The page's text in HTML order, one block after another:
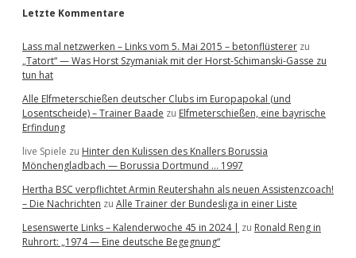
Letzte Kommentare
Lass mal netzwerken – Links vom 5. Mai 2015 – betonflüsterer zu
„Tatort“ — Was Horst Szymaniak mit der Horst-Schimanski-Gasse zu
tun hat
Alle Elfmeterschießen deutscher Clubs im Europapokal (und
Losentscheide) – Trainer Baade zu Elfmeterschießen, eine bayrische
Erfindung
live Spiele zu Hinter den Kulissen des Knallers Borussia
Mönchengladbach — Borussia Dortmund … 1997
Hertha BSC verpflichtet Armin Reutershahn als neuen Assistenzcoach!
– Die Nachrichten zu Alle Trainer der Bundesliga in einer Liste
Lesenswerte Links – Kalenderwoche 45 in 2024 | zu Ronald Reng in
Ruhrort: „1974 — Eine deutsche Begegnung“